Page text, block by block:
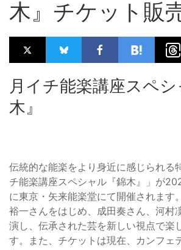
木』チケット販
月イチ能楽講座スペ
木』
伝統的な能楽をより身近に感じられる
チ能楽講座スペシャル『錦木』」が
に東京・矢来能楽堂にて開催されます
裕一さんをはじめ、成田奏さん、河村
演し、伝承された芸を新しい視点で楽
す。また、チケットは現在、カンフェ